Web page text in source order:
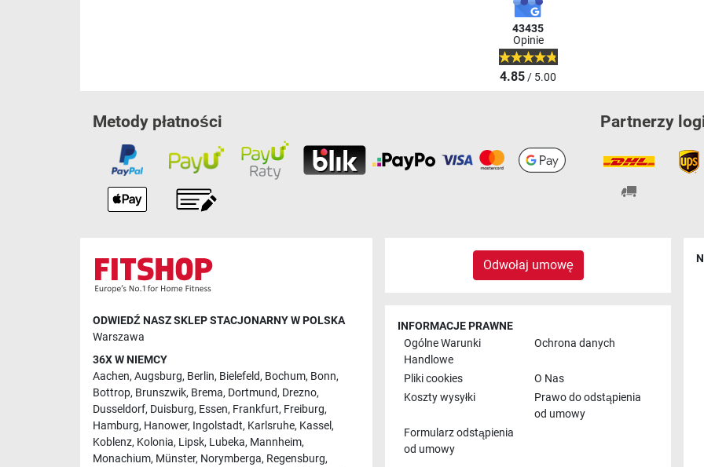
43435
Opinie
4.85/ 5.00
Metody płatności Partnerzy
ODWIEDŹ NASZ SKLEP STACJONARNY W POLSKA
Warszawa
36X W NIEMCY
Aachen, Augsburg, Berlin, Bielefeld, Bochum, Bonn,
Bottrop, Brunszwik, Brema, Dortmund, Drezno,
Dusseldorf, Duisburg, Essen, Frankfurt, Freiburg,
Hamburg, Hanower, Ingolstadt, Karlsruhe, Kassel,
Koblenz, Kolonia, Lipsk, Lubeka, Mannheim,
Monachium, Münster, Norymberga, Regensburg,
Odwołaj umowę
INFORMACJE PRAWNE
Ogólne Warunki
Handlowe
Ochrona danych
Pliki cookies
O Nas
Koszty wysyłki
Prawo do odstąpienia
od umowy
Formularz odstąpienia
od umowy